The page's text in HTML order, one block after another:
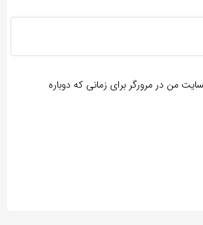
من در مرورگر برای زمانی که دوباره